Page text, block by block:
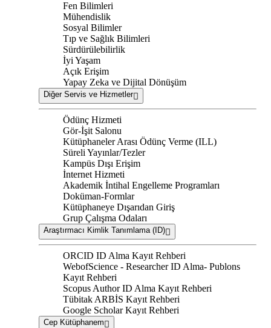
Fen Bilimleri
Mühendislik
Sosyal Bilimler
Tıp ve Sağlık Bilimleri
Sürdürülebilirlik
İyi Yaşam
Açık Erişim
Yapay Zeka ve Dijital Dönüşüm
Diğer Servis ve Hizmetler
Ödünç Hizmeti
Gör-İşit Salonu
Kütüphaneler Arası Ödünç Verme (ILL)
Süreli Yayınlar/Tezler
Kampüs Dışı Erişim
İnternet Hizmeti
Akademik İntihal Engelleme Programları
Doküman-Formlar
Kütüphaneye Dışarıdan Giriş
Grup Çalışma Odaları
Araştırmacı Kimlik Tanımlama (ID)
ORCID ID Alma Kayıt Rehberi
WebofScience - Researcher ID Alma- Publons
Kayıt Rehberi
Scopus Author ID Alma Kayıt Rehberi
Tübitak ARBİS Kayıt Rehberi
Google Scholar Kayıt Rehberi
Cep Kütüphanem